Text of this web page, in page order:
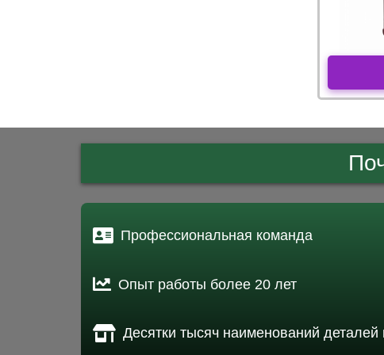
Профессиональная команда
Опыт работы более 20 лет
Десятки тысяч наименований деталей